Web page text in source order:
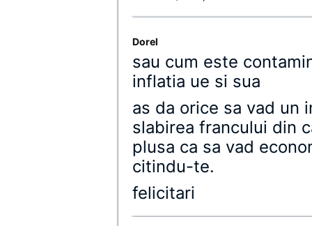
Dorel
sau cum este
inflatia ue si sua
as da orice sa vad un
slabirea francului din
plusa ca sa vad
citindu-te.
felicitari